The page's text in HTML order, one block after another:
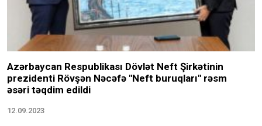
Azərbaycan Respublikası Dövlət Neft Şirkətinin
prezidenti Rövşən Nəcəfə "Neft buruqları" rəsm
əsəri təqdim edildi
12.09.2023